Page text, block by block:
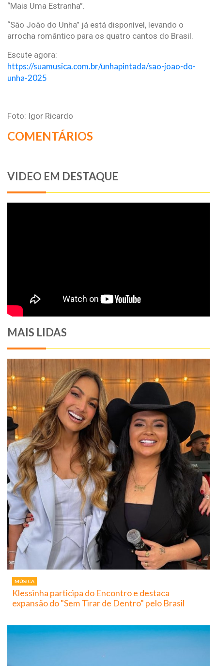
“Mais Uma Estranha”.
“São João do Unha” já está disponível, levando o
arrocha romântico para os quatro cantos do Brasil.
Escute agora:
https://suamusica.com.br/unhapintada/sao-joao-do-
unha-2025
Foto: Igor Ricardo
COMENTÁRIOS
VIDEO EM DESTAQUE
MAIS LIDAS
MÚSICA
Klessinha participa do Encontro e destaca
expansão do "Sem Tirar de Dentro" pelo Brasil